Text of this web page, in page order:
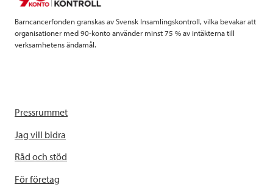
k
Barncancerfonden granskas av Svensk Insamlingskontroll, vilka bevakar att
organisationer med 90-konto använder minst 75 % av intäkterna till
verksamhetens ändamål.
Pressrummet
Jag vill bidra
Råd och stöd
För företag